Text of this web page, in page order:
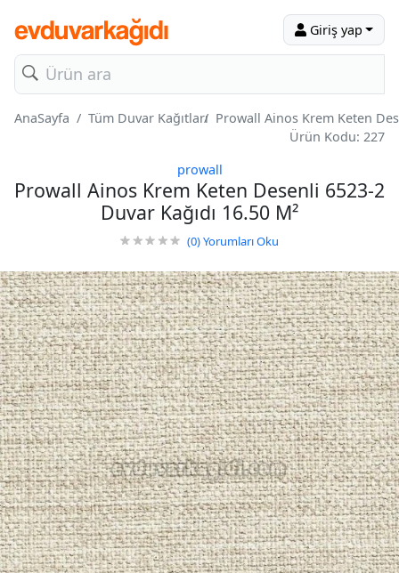
Giriş yap
AnaSayfa Tüm Duvar Kağıtları Prowall Ainos Krem Keten
Ürün Kodu: 227
prowall
Prowall Ainos Krem Keten Desenli 6523-2
Duvar Kağıdı 16.50 M²
(0)Yorumları Oku